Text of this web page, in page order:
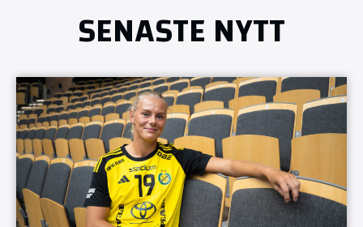
SENASTE NYTT